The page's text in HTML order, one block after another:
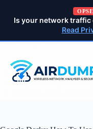
Is your network
Read